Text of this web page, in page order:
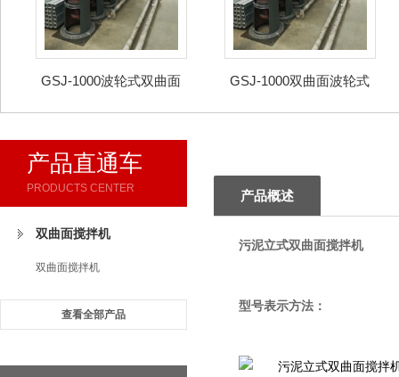
GSJ-1000波轮式双曲面
GSJ-1000双曲面波轮式
产品直通车
PRODUCTS CENTER
双曲面搅拌机
双曲面搅拌机
查看全部产品
产品概述
污泥立式双曲面搅拌机
型号表示方法：